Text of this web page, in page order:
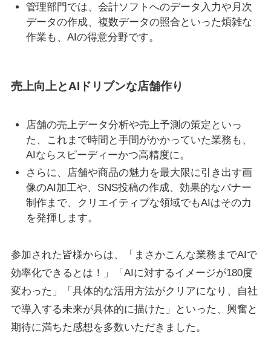
管理部門では、会計ソフトへのデータ入力や月次
データの作成、複数データの照合といった煩雑な
作業も、AIの得意分野です。
売上向上とAIドリブンな店舗作り
店舗の売上データ分析や売上予測の策定といっ
た、これまで時間と手間がかかっていた業務も、
AIならスピーディーかつ高精度に。
さらに、店舗や商品の魅力を最大限に引き出す画
像のAI加工や、SNS投稿の作成、効果的なバナー
制作まで、クリエイティブな領域でもAIはその力
を発揮します。
参加された皆様からは、「まさかこんな業務までAIで
効率化できるとは！」「AIに対するイメージが180度
変わった」「具体的な活用方法がクリアになり、自社
で導入する未来が具体的に描けた」といった、興奮と
期待に満ちた感想を多数いただきました。